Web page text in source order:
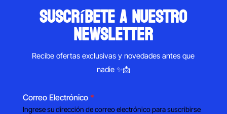
suscríbete a nuestro
newsletter
Recibe ofertas exclusivas y novedades antes que
nadie ✨📩
Correo Electrónico *
Ingrese su dirección de correo electrónico para suscribirse